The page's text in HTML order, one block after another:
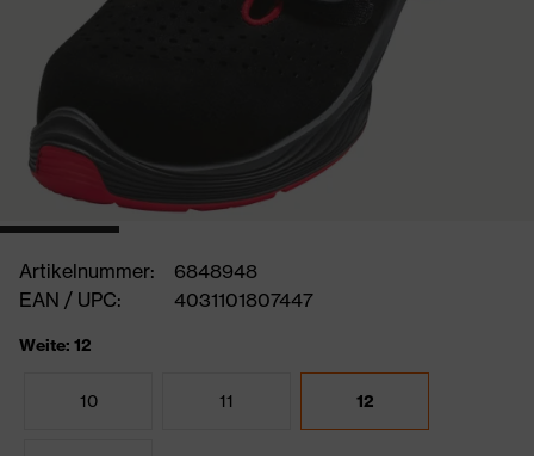
Artikelnummer:
6848948
EAN / UPC:
4031101807447
Weite: 12
10 11 12